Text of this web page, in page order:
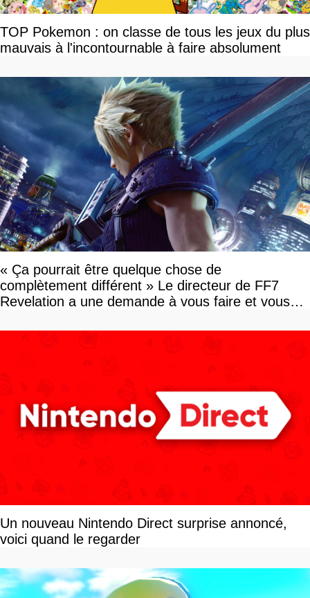
TOP Pokemon : on classe de tous les jeux du plus
mauvais à l'incontournable à faire absolument
« Ça pourrait être quelque chose de
complètement différent » Le directeur de FF7
Revelation a une demande à vous faire et vous
Un nouveau Nintendo Direct surprise annoncé,
voici quand le regarder